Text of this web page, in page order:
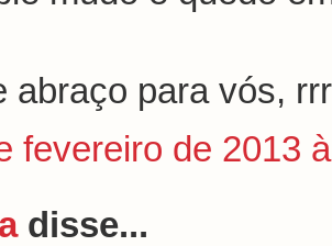
abraço para vós,
fevereiro de 2013
disse...